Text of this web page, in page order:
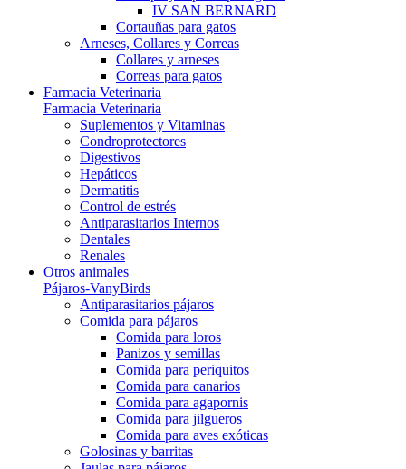
IV SAN BERNARD
Cortauñas para gatos
Arneses, Collares y Correas
Collares y arneses
Correas para gatos
Farmacia Veterinaria
Farmacia Veterinaria
Suplementos y Vitaminas
Condroprotectores
Digestivos
Hepáticos
Dermatitis
Control de estrés
Antiparasitarios Internos
Dentales
Renales
Otros animales
Pájaros-VanyBirds
Antiparasitarios pájaros
Comida para pájaros
Comida para loros
Panizos y semillas
Comida para periquitos
Comida para canarios
Comida para agapornis
Comida para jilgueros
Comida para aves exóticas
Golosinas y barritas